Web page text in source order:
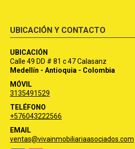
UBICACIÓN Y CONTACTO
UBICACIÓN
Calle 49 DD # 81 c 47 Calasanz
Medellín - Antioquia - Colombia
MÓVIL
3135491529
TELÉFONO
+576043222566
EMAIL
ventas@vivainmobiliariaasociados.com